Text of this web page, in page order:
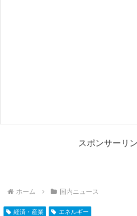
スポンサーリ
ホーム 国内ニュース
経済・産業 エネルギー